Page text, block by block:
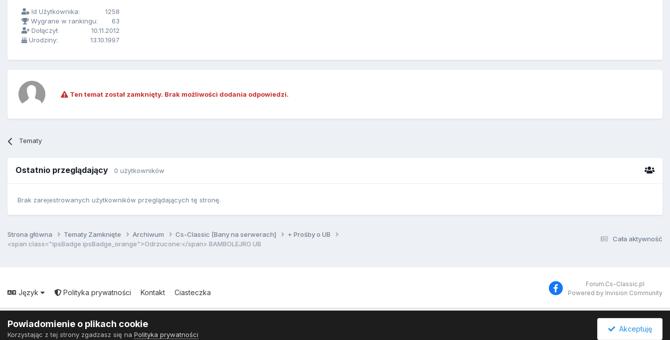
Id Użytkownika:
1258
Wygrane w rankingu:
63
Dołączył:
10.11.2012
Urodziny:
13.10.1997
Ten temat został zamknięty. Brak możliwości dodania odpowiedzi.
Tematy
Ostatnio przeglądający 0 użytkowników
Brak zarejestrowanych użytkowników przeglądających tę stronę.
Cała aktywność
Strona główna Tematy Zamknięte Archiwum Cs-Classic [Bany na serwerach]
+ Prośby o UB
<span class="ipsBadge ipsBadge_orange">Odrzucone:</span> BAMBOLEJRO UB
Język Polityka prywatności Kontakt Ciasteczka
Forum.Cs-Classic.pl
Powered by Invision Community
Powiadomienie o plikach cookie
Korzystając z tej strony zgadzasz się na Polityka prywatności
Akceptuję